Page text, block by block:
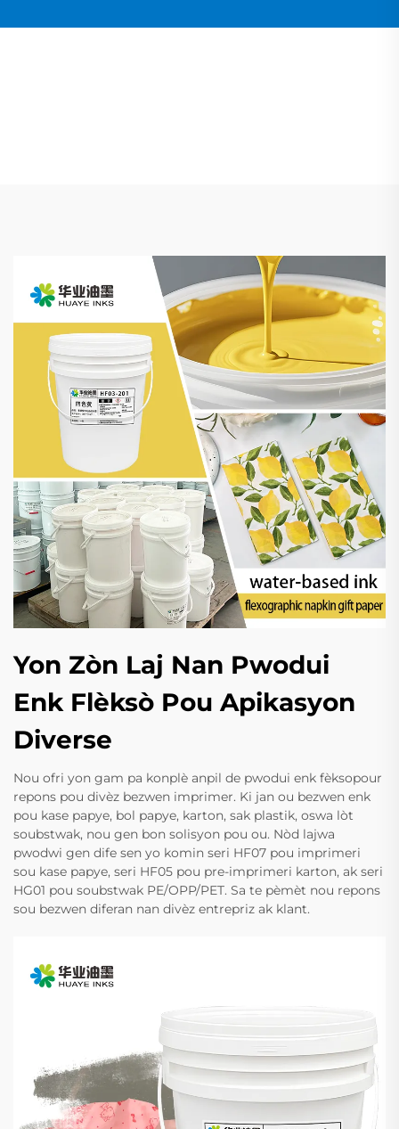
Yon Zòn Laj Nan Pwodui
Enk Flèksò Pou Apikasyon
Diverse
Nou ofri yon gam pa konplè anpil de pwodui enk fèksopour
repons pou divèz bezwen imprimer. Ki jan ou bezwen enk
pou kase papye, bol papye, karton, sak plastik, oswa lòt
soubstwak, nou gen bon solisyon pou ou. Nòd lajwa
pwodwi gen dife sen yo komin seri HF07 pou imprimeri
sou kase papye, seri HF05 pou pre-imprimeri karton, ak seri
HG01 pou soubstwak PE/OPP/PET. Sa te pèmèt nou repons
sou bezwen diferan nan divèz entrepriz ak klant.